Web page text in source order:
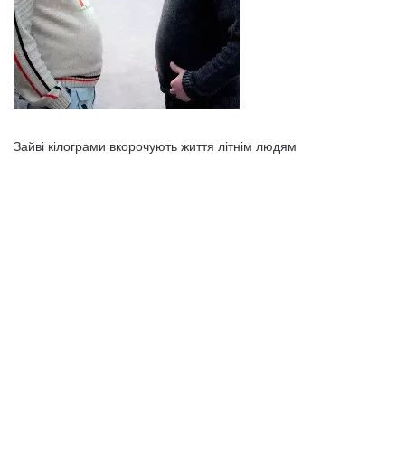
Зайві кілограми вкорочують життя літнім людям